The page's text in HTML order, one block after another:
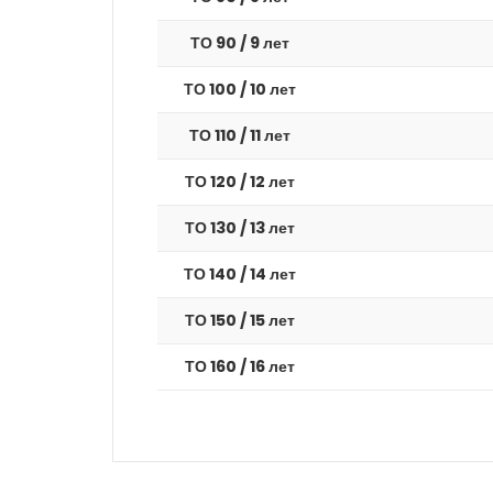
ТО 90 / 9 лет
ТО 100 / 10 лет
ТО 110 / 11 лет
ТО 120 / 12 лет
ТО 130 / 13 лет
ТО 140 / 14 лет
ТО 150 / 15 лет
ТО 160 / 16 лет